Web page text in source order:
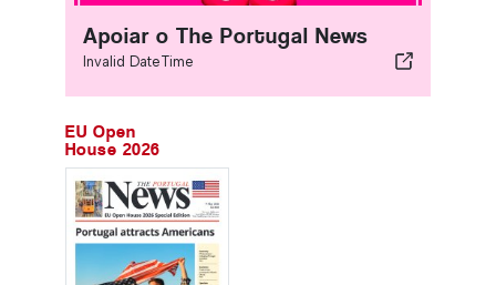
Apoiar o The Portugal News
Invalid DateTime
EU Open
House 2026